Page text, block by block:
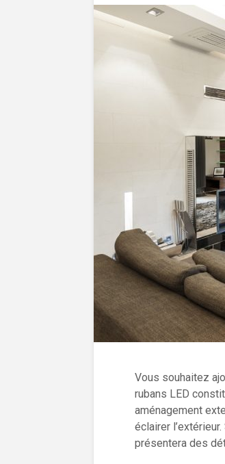
Vous souhaitez
rubans LED
aménagement
éclairer
présentera des